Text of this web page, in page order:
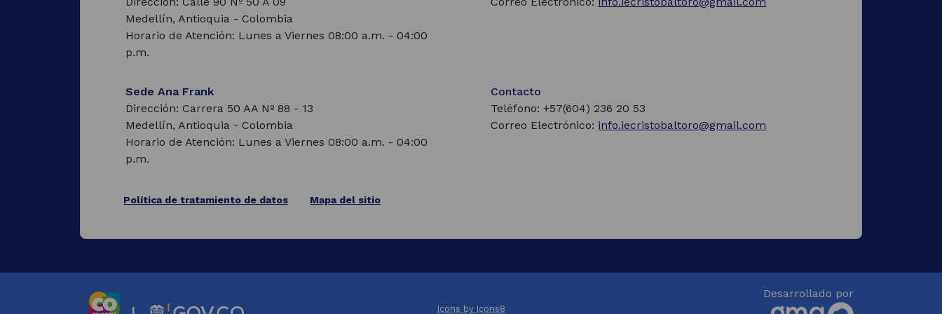
Medellín, Antioquia - Colombia
Horario de Atención: Lunes a Viernes 08:00 a.m. - 04:00
p.m.
Sede Ana Frank
Dirección: Carrera 50 AA Nº 88 - 13
Medellín, Antioquia - Colombia
Horario de Atención: Lunes a Viernes 08:00 a.m. - 04:00
p.m.
Contacto
Teléfono: +57(604) 236 20 53
Correo Electrónico: info.iecristobaltoro@gmail.com
Política de tratamiento de datos
abrirá
Mapa del sitio
Icons by Icons8
Desarrollado por